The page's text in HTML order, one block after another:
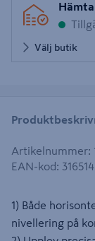
Välj butik
Artikelnummer:
EAN-kod:
1) Både
nivellering på